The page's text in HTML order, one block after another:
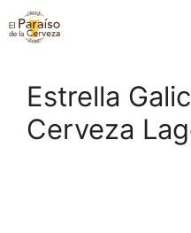
Saltar
al
Estrella
Cerveza